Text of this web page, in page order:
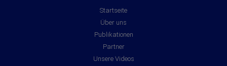
Startseite
Über uns
Publikationen
Partner
Unsere Videos